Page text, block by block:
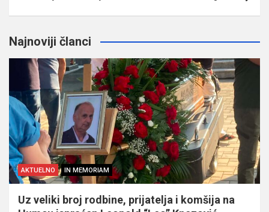
Najnoviji članci
AKTUELNO IN MEMORIAM
Uz veliki broj rodbine, prijatelja i komšija na